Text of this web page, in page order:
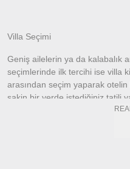
Villa Seçimi
Geniş ailelerin ya da kalabalık
seçimlerinde ilk tercihi ise villa
arasından seçim yaparak
sakin bir yerde istediğiniz tatili
edebilirsiniz. Villa kiralama
noktalarına yer açarken aynı